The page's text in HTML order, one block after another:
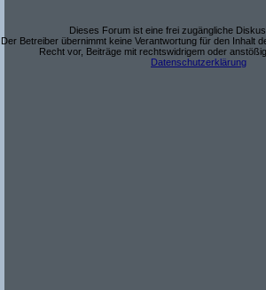
Dieses Forum ist eine frei zugängliche
Der Betreiber übernimmt keine Verantwortung für den Inhalt
Recht vor, Beiträge mit rechtswidrigem oder
Datenschutzerklärung